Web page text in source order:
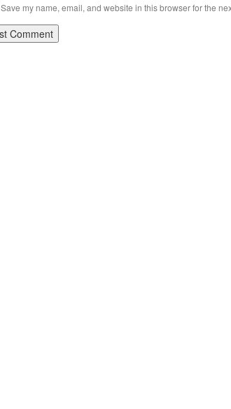
Save my name, email, and website in this browser for the